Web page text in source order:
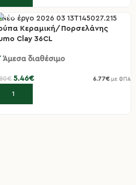
30%
Κεραμική/Πορσελάνης
Clay 36CL
Άμεσα διαθέσιμο
€ 5.46€ 6.77€ με ΦΠΑ
Προσθήκη στο καλάθι